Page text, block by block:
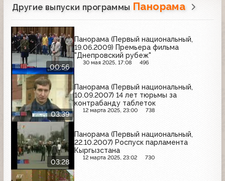
Другие выпуски программы Панорама
00:56
Панорама (Первый национальный,
19.06.2009) Премьера фильма
"Днепровский рубеж"
30 мая 2025, 17:08 496
03:39
Панорама (Первый национальный,
10.09.2007) 14 лет тюрьмы за
контрабанду таблеток
12 марта 2025, 23:00 738
03:28
Панорама (Первый национальный,
22.10.2007) Роспуск парламента
Кыргызстана
12 марта 2025, 23:02 730